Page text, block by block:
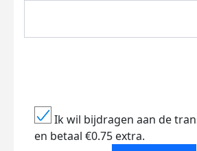
Ik wil bijdragen aan de
en betaal €0.75 extra.